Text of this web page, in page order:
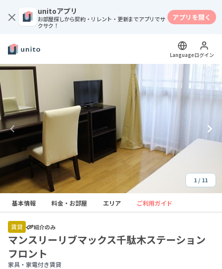
unitoアプリ
お部屋探しから契約・リレント・更新までアプリでサ
クサク！
アプリを開く
Languageログイン
Item
11
1 / 11
基本情報 料金・お部屋 エリア ご利用ガイド
賃貸 紹介のみ
マンスリーリブマックス千駄木ステーション
フロント
家具・家電付き賃貸